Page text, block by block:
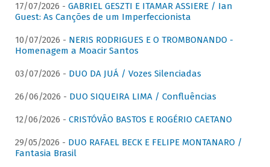
17/07/2026 - GABRIEL GESZTI E ITAMAR ASSIERE / Ian
Guest: As Canções de um Imperfeccionista
10/07/2026 - NERIS RODRIGUES E O TROMBONANDO -
Homenagem a Moacir Santos
03/07/2026 - DUO DA JUÁ / Vozes Silenciadas
26/06/2026 - DUO SIQUEIRA LIMA / Confluências
12/06/2026 - CRISTÓVÃO BASTOS E ROGÉRIO CAETANO
29/05/2026 - DUO RAFAEL BECK E FELIPE MONTANARO /
Fantasia Brasil